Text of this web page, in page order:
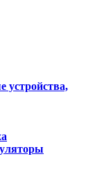
устройства,